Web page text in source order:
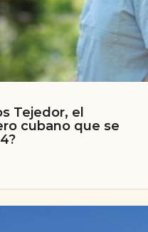
Tejedor, el
cubano que se